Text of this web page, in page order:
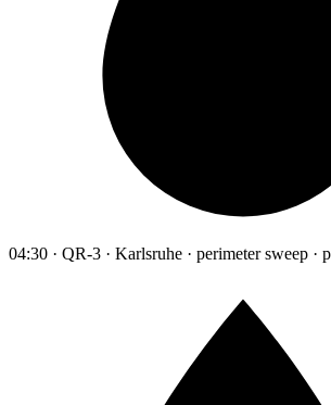
04:30 · QR-3 · Karlsruhe · perimeter sweep ·